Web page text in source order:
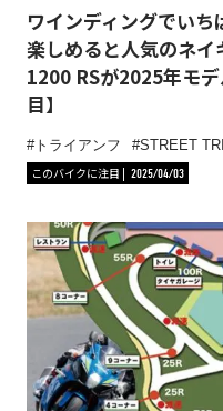
ワインディングでい
楽しめると人気のネ
1200 RSが2025年モ
目】
トライアンフ STREET
このバイクに注目
2025/04/03